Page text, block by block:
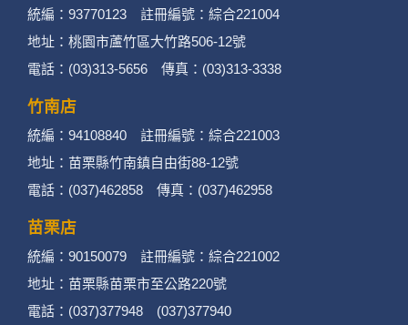
2. 蒐集目的：提供本公司相關服務、行銷、客戶
管理、會員管理及其他與第三人合作之行銷推廣
活動。
3. 個人資料類別：
辨識個人者(包含但不限於中英文姓名、地
號、社群．媒體帳號、網路平台申請之帳
號及其他任何可辨識資料本人者等)。
辨識財務者(包含但不限於金融機構帳戶之
統編：93770123 註冊編號：綜合221004
地址：桃園市蘆竹區大竹路506-12號
電話：(03)313-5656 傳真：(03)313-3338
竹南店
統編：94108840 註冊編號：綜合221003
地址：苗栗縣竹南鎮自由街88-12號
電話：(037)462858 傳真：(037)462958
苗栗店
統編：90150079 註冊編號：綜合221002
地址：苗栗縣苗栗市至公路220號
電話：(037)377948 (037)377940